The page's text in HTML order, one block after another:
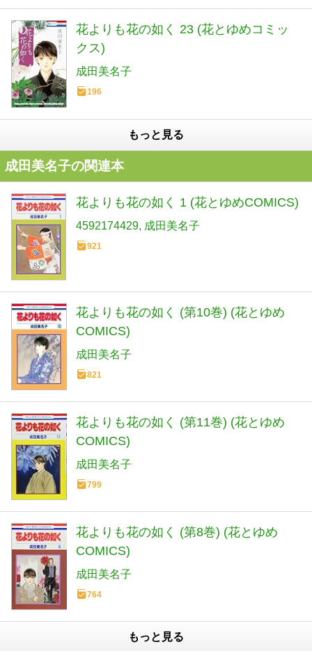
花よりも花の如く 23 (花とゆめコミッ
クス)
成田美名子
196
もっと見る
成田美名子の関連本
花よりも花の如く 1 (花とゆめCOMICS)
4592174429 成田美名子
921
花よりも花の如く (第10巻) (花とゆめ
COMICS)
成田美名子
821
花よりも花の如く (第11巻) (花とゆめ
COMICS)
成田美名子
799
花よりも花の如く (第8巻) (花とゆめ
COMICS)
成田美名子
764
もっと見る